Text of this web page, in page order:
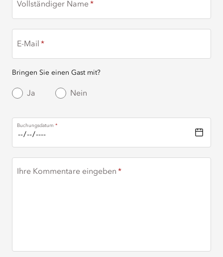
Vollständiger Name
E-Mail
Bringen Sie einen Gast mit?
Ja Nein
Buchungsdatum
Ihre Kommentare eingeben